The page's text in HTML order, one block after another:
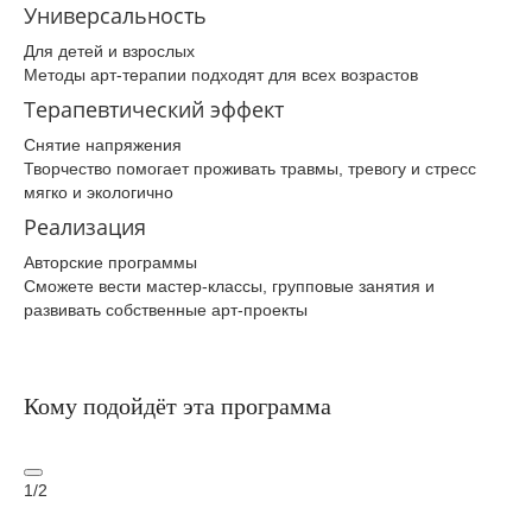
Универсальность
Для детей и взрослых
Методы арт-терапии подходят для всех возрастов
Терапевтический эффект
Снятие напряжения
Творчество помогает проживать травмы, тревогу и стресс
мягко и экологично
Реализация
Авторские программы
Сможете вести мастер-классы, групповые занятия и
развивать собственные арт-проекты
Кому подойдёт эта программа
1/2